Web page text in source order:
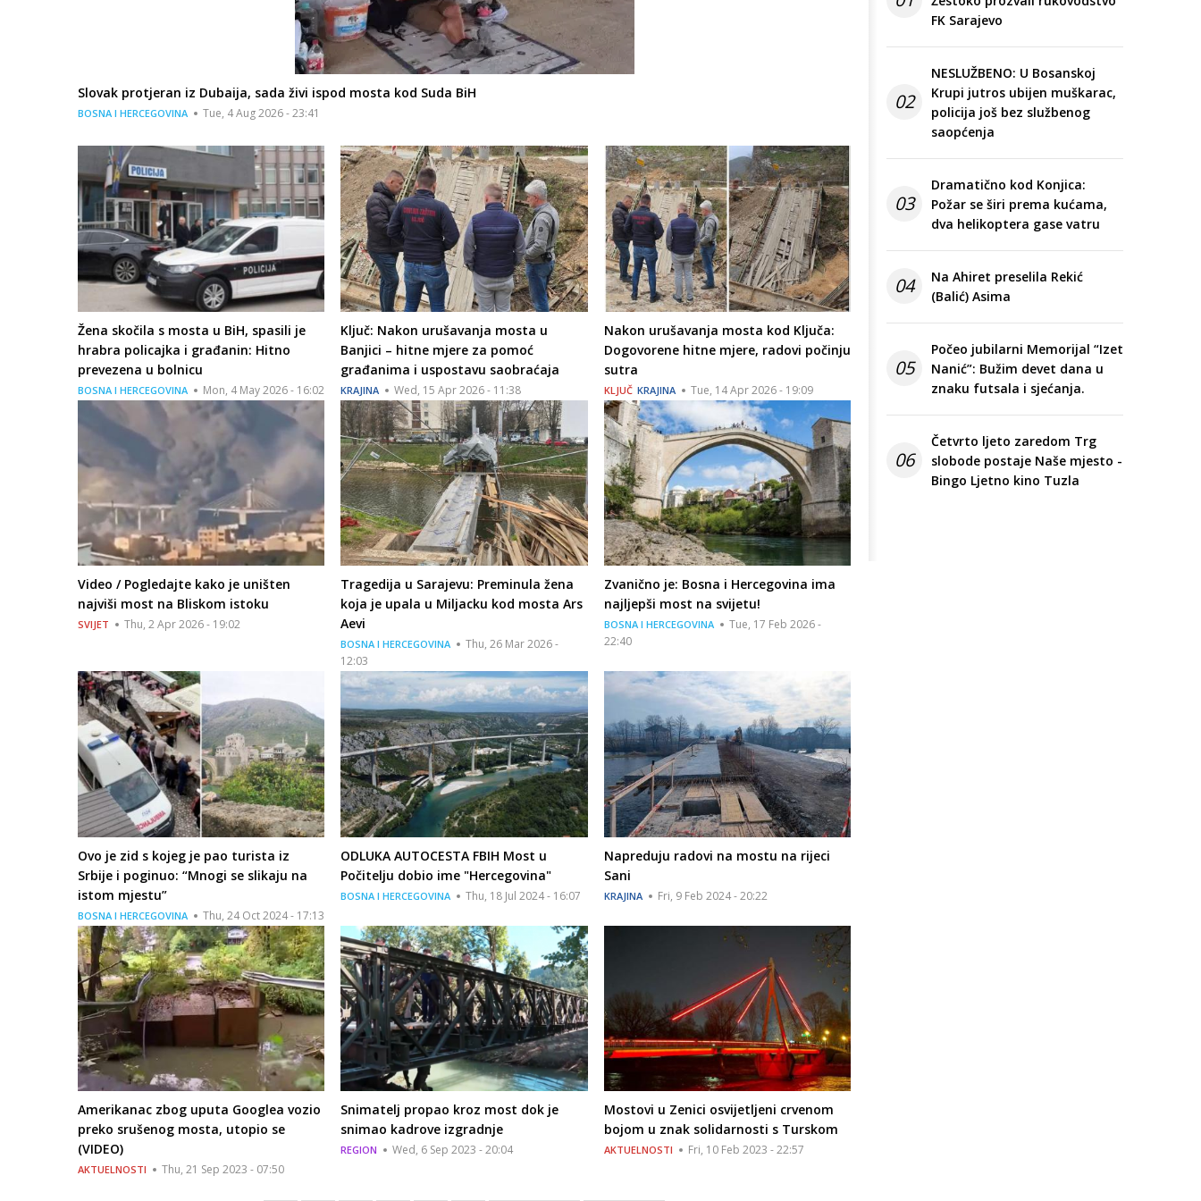
Slovak protjeran iz Dubaija, sada živi ispod mosta kod Suda BiH
BOSNA I HERCEGOVINA Tue, 4 Aug 2026 - 23:41
Žena skočila s mosta u BiH, spasili je
hrabra policajka i građanin: Hitno
prevezena u bolnicu
BOSNA I HERCEGOVINA Mon, 4 May 2026 - 16:02
Ključ: Nakon urušavanja mosta u
Banjici – hitne mjere za pomoć
građanima i uspostavu saobraćaja
KRAJINA Wed, 15 Apr 2026 - 11:38
Nakon urušavanja mosta kod Ključa:
Dogovorene hitne mjere, radovi počinju
sutra
KLJUČ KRAJINA Tue, 14 Apr 2026 - 19:09
Video / Pogledajte kako je uništen
najviši most na Bliskom istoku
SVIJET Thu, 2 Apr 2026 - 19:02
Tragedija u Sarajevu: Preminula žena
koja je upala u Miljacku kod mosta Ars
Aevi
BOSNA I HERCEGOVINA
Thu, 26 Mar 2026 -
12:03
Zvanično je: Bosna i Hercegovina ima
najljepši most na svijetu!
BOSNA I HERCEGOVINA
Tue, 17 Feb 2026 -
22:40
Ovo je zid s kojeg je pao turista iz
Srbije i poginuo: “Mnogi se slikaju na
istom mjestu”
BOSNA I HERCEGOVINA Thu, 24 Oct 2024 - 17:13
ODLUKA AUTOCESTA FBIH Most u
Počitelju dobio ime "Hercegovina"
BOSNA I HERCEGOVINA Thu, 18 Jul 2024 - 16:07
Napreduju radovi na mostu na rijeci
Sani
KRAJINA Fri, 9 Feb 2024 - 20:22
Amerikanac zbog uputa Googlea vozio
preko srušenog mosta, utopio se
(VIDEO)
AKTUELNOSTI Thu, 21 Sep 2023 - 07:50
Snimatelj propao kroz most dok je
snimao kadrove izgradnje
REGION Wed, 6 Sep 2023 - 20:04
Mostovi u Zenici osvijetljeni crvenom
bojom u znak solidarnosti s Turskom
AKTUELNOSTI Fri, 10 Feb 2023 - 22:57
FK Sarajevo
02
NESLUŽBENO: U Bosanskoj
Krupi jutros ubijen muškarac,
policija još bez službenog
saopćenja
03
Dramatično kod Konjica:
Požar se širi prema kućama,
dva helikoptera gase vatru
04
Na Ahiret preselila Rekić
(Balić) Asima
05
Počeo jubilarni Memorijal “Izet
Nanić”: Bužim devet dana u
znaku futsala i sjećanja.
06
Četvrto ljeto zaredom Trg
slobode postaje Naše mjesto -
Bingo Ljetno kino Tuzla